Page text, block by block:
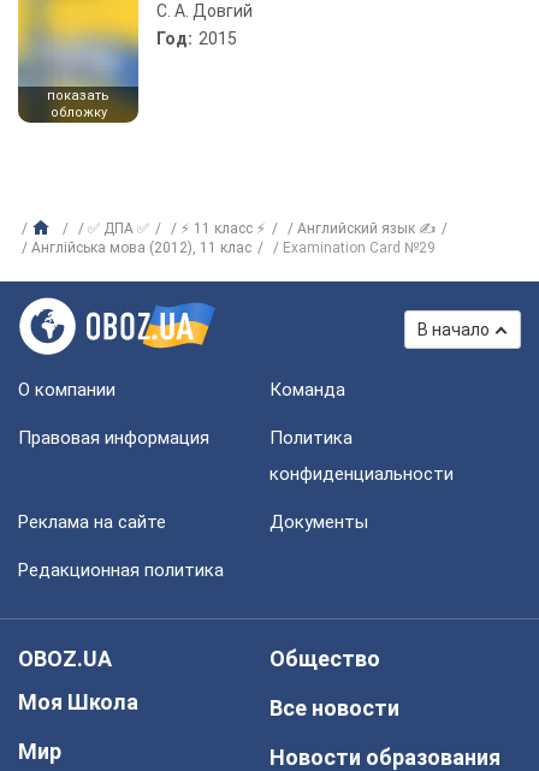
показать
обложку
С. А. Довгий
Год: 2015
✅ ДПА ✅ ⚡ 11 класс ⚡
Английский язык ✍
Англійська мова (2012), 11 клас
Examination Card №29
В начало
О компании Команда
Правовая информация
Политика
конфиденциальности
Реклама на сайте Документы
Редакционная политика
OBOZ.UA
Моя Школа
Мир
Общество
Все новости
Новости образования